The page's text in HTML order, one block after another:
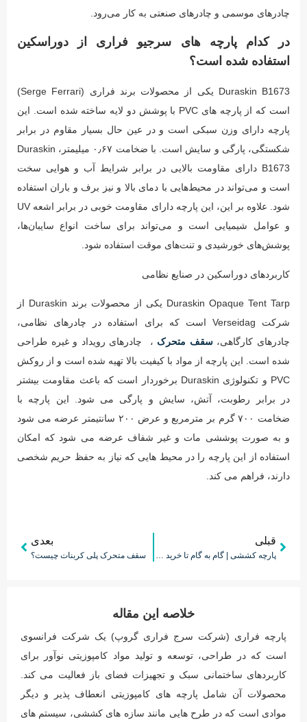
خلاصه این مقاله
پارچه فراری (شرکت سرج فراری گروپ) یک شرکت فرانسوی
است که در طراحی، توسعه و تولید مواد کامپوزیتی نوآور برای
کاربردهای ساختمانی سبک و تجهیزات فضای باز فعالیت می کند.
محصولات آن شامل پارچه های کامپوزیتی انعطاف پذیر و دیگر
موادی است که در طرح هایی مانند سازه های کششی، سیستم های
چادرهای موسمی و چادرهای صنعتی به کار می‌رود.
در کدام پارچه های سرجیو فراری از دوراسکین
استفاده شده است؟
Duraskin B1673 یکی از محصولات برند فراری (Serge Ferrari)
است که از پارچه های PVC با پوشش دو لایه ساخته شده است. این
پارچه دارای وزن سبکی است و در عین حال بسیار مقاوم در برابر
شکستگی، پارگی و سایش است. با ضخامت ۰٫۶۷ میلیمتر، Duraskin
B1673 دارای مقاومت بالایی در برابر شرایط آب و هوایی سخت
است و می‌تواند در محیط‌هایی با دمای بالا و نیز برف و باران استفاده
شود. علاوه بر این، این پارچه دارای مقاومت خوبی در برابر اشعه UV
و عوامل شیمیایی است و می‌تواند برای ساخت انواع سایبان‌ها،
پوشش‌های خورشیدی و تنت‌های موقت استفاده شود.
کاربردهای دوراسکین در صنایع نظامی
Duraskin Opaque Tent Tarp یکی از محصولات برند Duraskin از
شرکت Verseidag است که برای استفاده در چادرهای نظامی،
چادرهای کارگاهی،سقف متحرک ، چادرهای رویداد و غیره طراحی
شده است. این پارچه از مواد با کیفیت بالا تهیه شده است و از روکش
PVC و تکنولوژی Duraskin برخوردار است که باعث مقاومت بیشتر
در برابر رطوبت، آتش، سایش و پارگی می شود. این پارچه با
ضخامت ۷۰۰ گرم بر مترمربع و عرض ۲۰۰ سانتیمتر عرضه می شود
و به صورت پوششی مات و غیر شفاف عرضه می شود که امکان
استفاده از این پارچه را در محیط هایی که نیاز به حفظ حریم شخصی
دارند، فراهم می کند.
قبلی بعدی
سقف متحرک پلی کربنات چیست؟